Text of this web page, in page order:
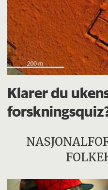
Klarer du